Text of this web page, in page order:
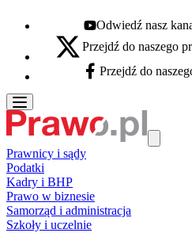
Youtube - otwiera się w
Odwiedź nasz
X - otwiera się w nowej karcie
Przejdź do naszego
Facebook - otwiera się w
Przejdź do
Prawnicy i sądy
Podatki
Kadry i BHP
Prawo w biznesie
Samorząd i administracja
Szkoły i uczelnie